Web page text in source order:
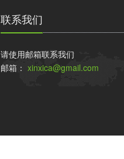
联系我们
请使用邮箱联系我们
邮箱： xinxica@gmail.com